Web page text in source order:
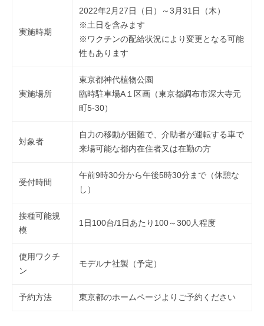
事
ィ
ネ
業
展
開
て
す
実施時期
2022年2月27日（日）～3月31日（木）
※土日を含みます
※ワクチンの配給状況により変更となる可能
性もあります
実施場所
東京都神代植物公園
臨時駐車場A１区画（東京都調布市深大寺元
町5-30）
対象者
自力の移動が困難で、介助者が運転する車で
来場可能な都内在住者又は在勤の方
受付時間
午前9時30分から午後5時30分まで（休憩な
し）
接種可能規
模
1日100台/1日あたり100～300人程度
使用ワクチ
ン
モデルナ社製（予定）
予約方法 東京都のホームページよりご予約ください